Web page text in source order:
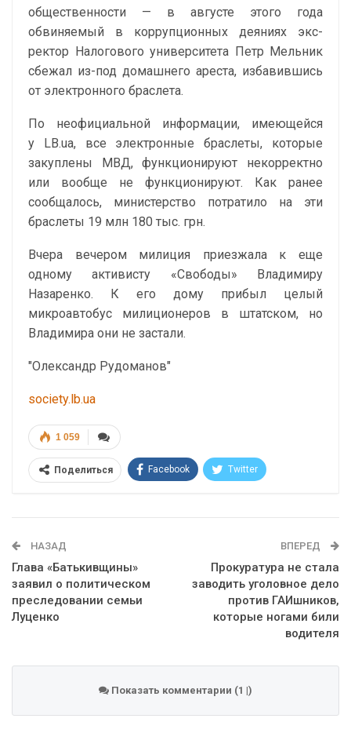
общественности — в августе этого года
обвиняемый в коррупционных деяниях экс-
ректор Налогового университета Петр Мельник
сбежал из-под домашнего ареста, избавившись
от электронного браслета.
По неофициальной информации, имеющейся
у LB.ua, все электронные браслеты, которые
закуплены МВД, функционируют некорректно
или вообще не функционируют. Как ранее
сообщалось, министерство потратило на эти
браслеты 19 млн 180 тыс. грн.
Вчера вечером милиция приезжала к еще
одному активисту «Свободы» Владимиру
Назаренко. К его дому прибыл целый
микроавтобус милиционеров в штатском, но
Владимира они не застали.
"Олександр Рудоманов"
society.lb.ua
1 059
Поделиться Facebook Twitter
НАЗАД
Глава «Батькивщины»
заявил о политическом
преследовании семьи
Луценко
ВПЕРЕД
Прокуратура не стала
заводить уголовное дело
против ГАИшников,
которые ногами били
водителя
Показать комментарии (1 |)